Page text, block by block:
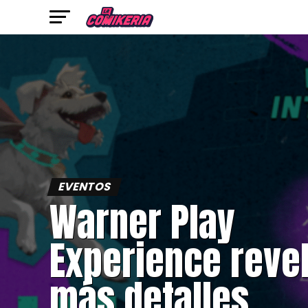
EVENTOS
Warner Play
Experience